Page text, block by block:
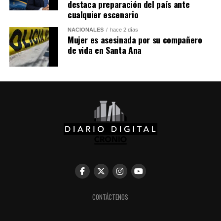
Me gusta esto:
destaca preparación del país ante
cualquier escenario
NACIONALES hace 2 días
Mujer es asesinada por su compañero
de vida en Santa Ana
CONTÁCTENOS